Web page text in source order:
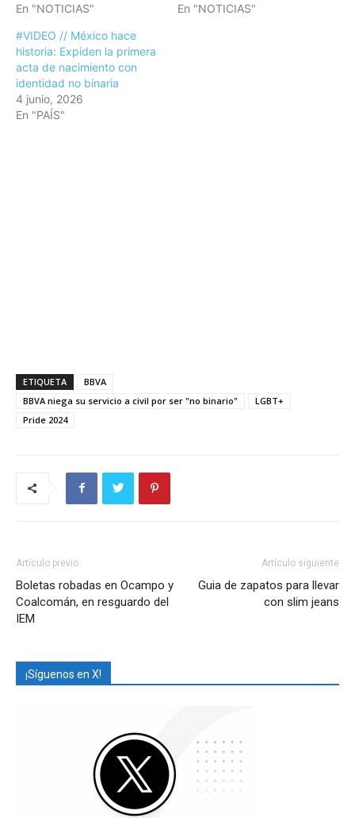
En "NOTICIAS"
En "NOTICIAS"
#VIDEO // México hace
historia: Expiden la primera
acta de nacimiento con
identidad no binaria
4 junio, 2026
En "PAÍS"
ETIQUETA
BBVA
BBVA niega su servicio a civil por ser "no binario"
LGBT+
Pride 2024
Artículo previo
Boletas robadas en Ocampo y
Coalcomán, en resguardo del
IEM
Artículo siguiente
Guia de zapatos para llevar
con slim jeans
¡Síguenos en X!